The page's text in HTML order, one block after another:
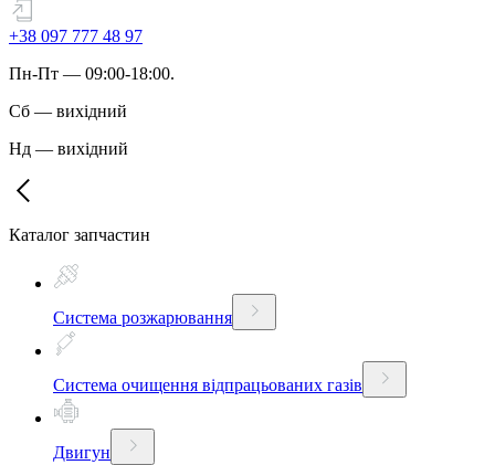
+38 097 777 48 97
Пн-Пт — 09:00-18:00.
Сб — вихідний
Нд — вихідний
Каталог запчастин
Система розжарювання
Система очищення відпрацьованих газів
Двигун